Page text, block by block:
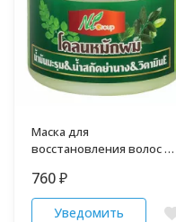
Маска для
восстановления волос с
760₽
Уведомить